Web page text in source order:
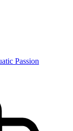
Passion